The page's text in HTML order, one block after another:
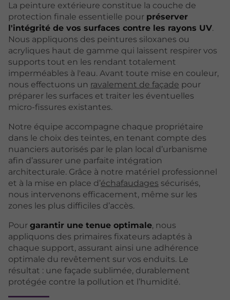
La peinture extérieure constitue la couche de
protection finale essentielle pour préserver
l'intégrité de vos surfaces contre les rayons UV.
Nous appliquons des peintures siloxanes ou
acryliques haut de gamme qui laissent respirer vos
supports tout en les rendant totalement
imperméables à l'eau. Avant toute mise en couleur,
nous effectuons un ravalement de façade pour
préparer les surfaces et traiter les éventuelles
micro-fissures existantes.
Notre équipe accompagne chaque propriétaire
dans le choix des teintes, en tenant compte des
nuanciers autorisés par le plan local d’urbanisme
afin d’assurer une parfaite intégration
architecturale. Grâce à notre matériel professionnel
et à la mise en place d’échafaudages sécurisés,
nous intervenons efficacement, même sur les
zones les plus difficiles d’accès.
Pour garantir une tenue optimale, nous
appliquons des primaires fixateurs adaptés à
chaque support, assurant ainsi une adhérence
optimale du revêtement sur vos enduits. Le
résultat : une façade sublimée, durablement
protégée contre la pollution et l’humidité.